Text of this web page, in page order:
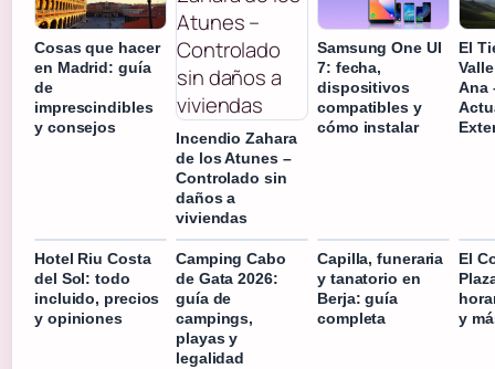
Cosas que hacer
en Madrid: guía
de
imprescindibles
y consejos
Incendio Zahara
de los Atunes –
Controlado sin
daños a
viviendas
Samsung One UI
7: fecha,
dispositivos
compatibles y
cómo instalar
El
Ana
Hotel Riu Costa
del Sol: todo
incluido, precios
y opiniones
Camping Cabo
de Gata 2026:
guía de
campings,
playas y
legalidad
Capilla, funeraria
y tanatorio en
Berja: guía
completa
El
y